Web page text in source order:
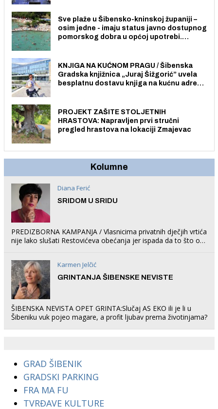
Sve plaže u Šibensko-kninskoj županiji –
osim jedne - imaju status javno dostupnog
pomorskog dobra u općoj upotrebi.
KNJIGA NA KUĆNOM PRAGU / Šibenska
Gradska knjižnica „Juraj Šižgorić” uvela
besplatnu dostavu knjiga na kućnu adresu
PROJEKT ZAŠITE STOLJETNIH
HRASTOVA: Napravljen prvi stručni
pregled hrastova na lokaciji Zmajevac
Kolumne
Diana Ferić
SRIDOM U SRIDU
PREDIZBORNA KAMPANJA / Vlasnicima privatnih dječjih vrtića
nije lako slušati Restovićeva obećanja jer ispada da to što oni
Karmen Jelčić
GRINTANJA ŠIBENSKE NEVISTE
ŠIBENSKA NEVISTA OPET GRINTA:Slučaj AS EKO ili je li u
Šibeniku vuk pojeo magare, a profit ljubav prema životinjama?
GRAD ŠIBENIK
GRADSKI PARKING
FRA MA FU
TVRĐAVE KULTURE